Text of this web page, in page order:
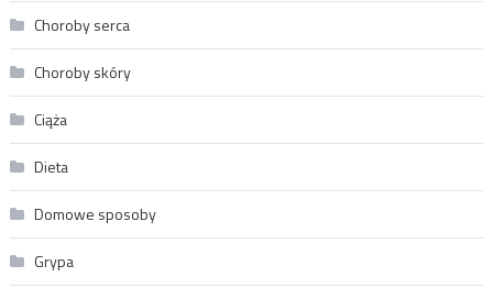
Choroby serca
Choroby skóry
Ciąża
Dieta
Domowe sposoby
Grypa